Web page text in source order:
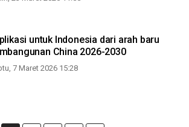
untuk Indonesia dari arah baru
China 2026-2030
7 Maret 2026 15:28